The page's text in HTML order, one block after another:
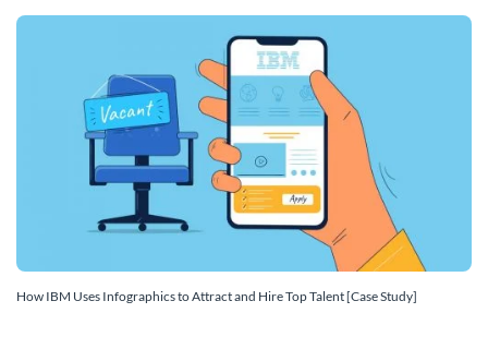
How IBM Uses Infographics to Attract and Hire Top Talent [Case Study]